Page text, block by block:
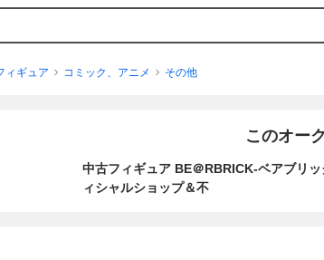
ィギュア コミック、アニメ その他
このオー
中古フィギュア BE＠RBRICK-ベアブリ
ィシャルショップ＆不